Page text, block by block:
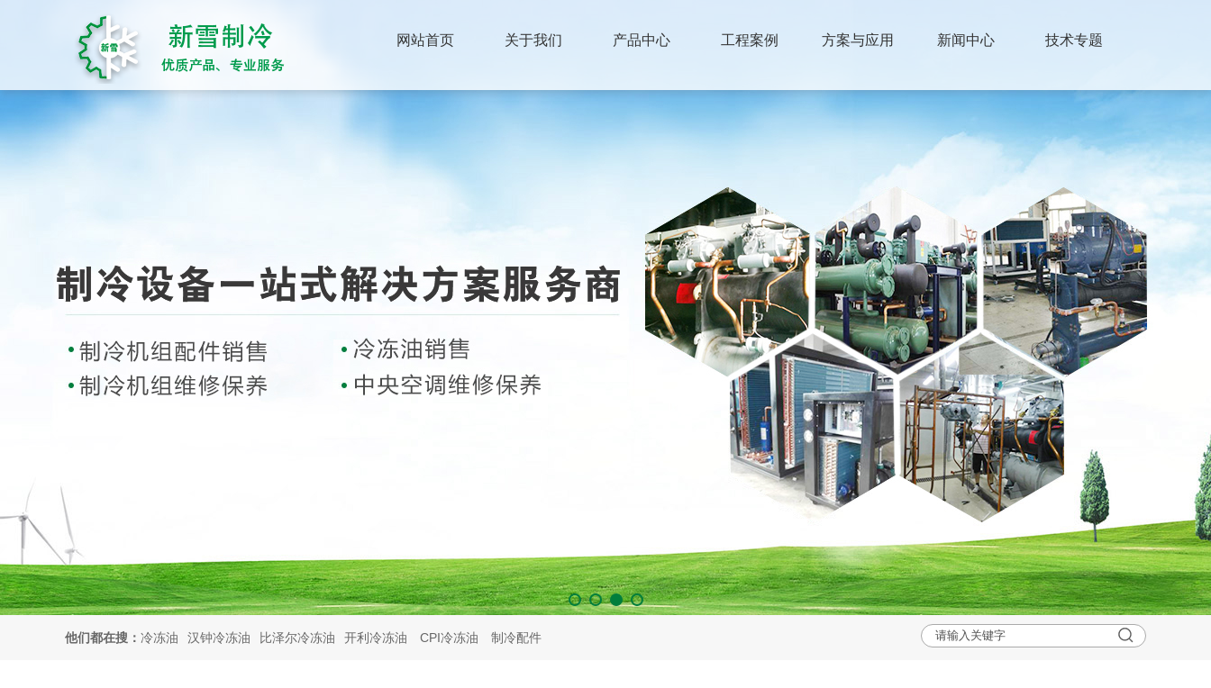
网站首页 关于我们 产品中心 工程案例 方案与应用 新闻中心 技术专题
他们都在搜： 冷冻油 汉钟冷冻油 比泽尔冷冻油 开利冷冻油 CPI冷冻油 制冷配件